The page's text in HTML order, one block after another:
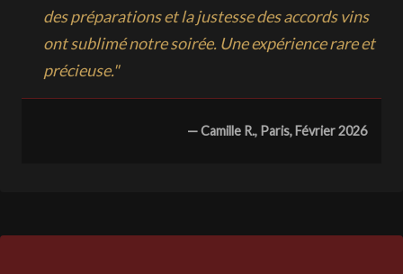
des préparations et la justesse des accords vins
ont sublimé notre soirée. Une expérience rare et
précieuse."
— Camille R., Paris, Février 2026